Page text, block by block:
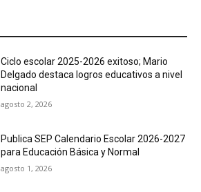
Ciclo escolar 2025-2026 exitoso; Mario
Delgado destaca logros educativos a nivel
nacional
agosto 2, 2026
Publica SEP Calendario Escolar 2026-2027
para Educación Básica y Normal
agosto 1, 2026